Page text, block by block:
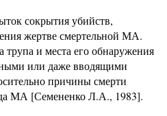
сокрытия убийств,
жертве смертельной МА.
трупа и места его обнаружения
или даже вводящими
причины смерти
МА [Семененко Л.А., 1983].